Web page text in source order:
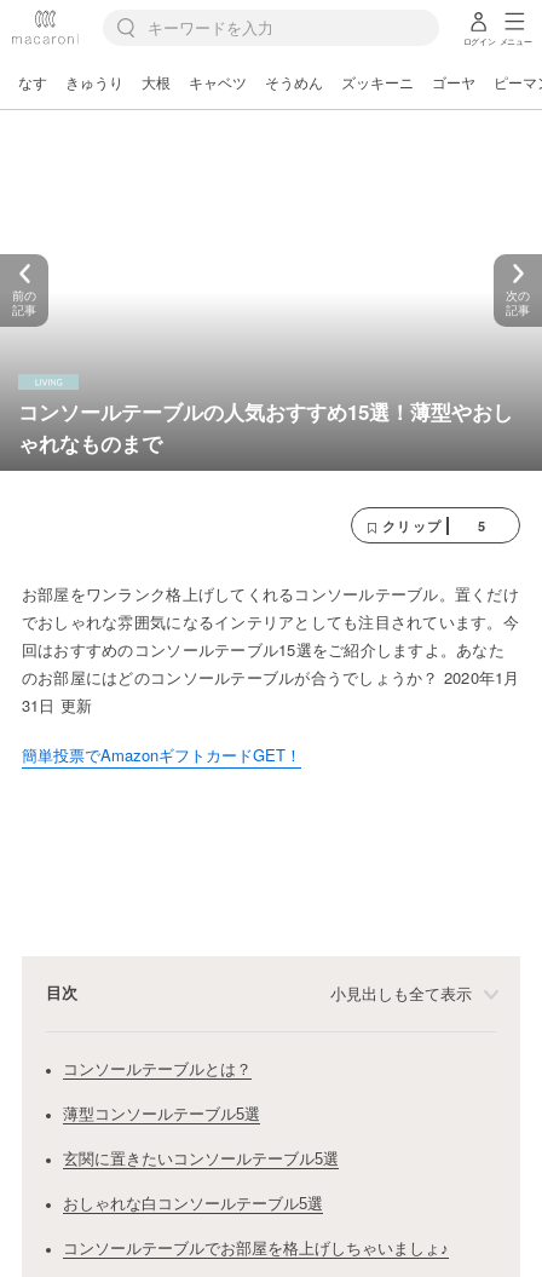
ログイン メニュー
なす きゅうり 大根 キャベツ そうめん ズッキーニ ゴーヤ ピーマ
コンソールテーブルの人気おすすめ15選！薄型やおし
ゃれなものまで
前の
記事
次の
記事
クリップ 5
お部屋をワンランク格上げしてくれるコンソールテーブル。置くだけ
でおしゃれな雰囲気になるインテリアとしても注目されています。今
回はおすすめのコンソールテーブル15選をご紹介しますよ。あなた
のお部屋にはどのコンソールテーブルが合うでしょうか？ 2020年1月
31日 更新
簡単投票でAmazonギフトカードGET！
目次 小見出しも全て表示
コンソールテーブルとは？
薄型コンソールテーブル5選
玄関に置きたいコンソールテーブル5選
おしゃれな白コンソールテーブル5選
コンソールテーブルでお部屋を格上げしちゃいましょ♪